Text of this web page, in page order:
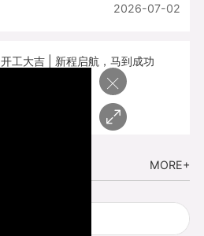
2026-07-02
开工大吉 | 新程启航，马到成功
MORE+
×